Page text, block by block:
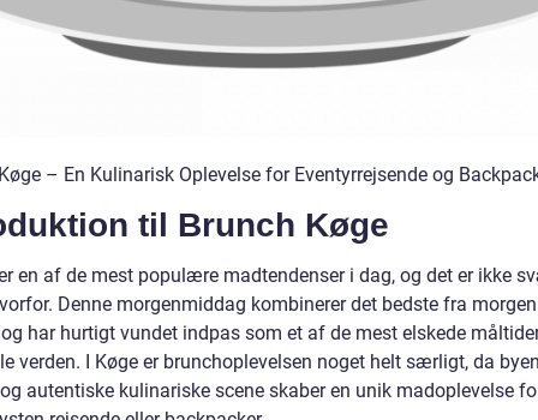
– En Kulinarisk Oplevelse for Eventyrrejsende og
til Brunch Køge
en af de mest populære madtendenser i dag, og det er ikke
Denne morgenmiddag kombinerer det bedste fra
har hurtigt vundet indpas som et af de mest elskede
verden. I Køge er brunchoplevelsen noget helt særligt, da
autentiske kulinariske scene skaber en unik madoplevelse